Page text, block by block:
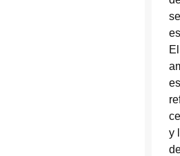
El
es
y